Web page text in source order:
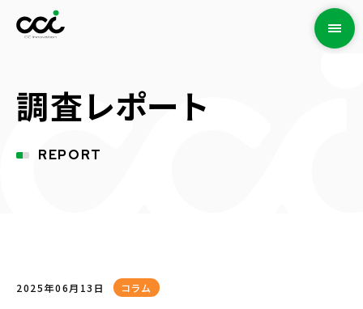
調査レポート
REPORT
2025年06月13日 コラム